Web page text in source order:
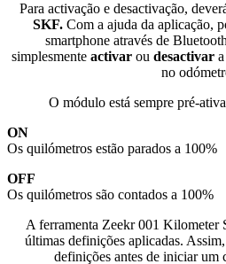
Para activação e desactivação,
SKF.Com a ajuda da aplicação,
smartphone através de
simplesmente activar ou desactivar
no
O módulo está sempre pré-
ON
Os quilómetros estão parados a 100%
OFF
Os quilómetros são contados a 100%
A ferramenta Zeekr 001 Kilometer
últimas definições aplicadas.
definições antes de iniciar um